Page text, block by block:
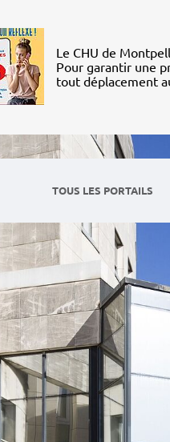
Le CHU de
Pour garantir une
tout déplacement
TOUS LES PORTAILS